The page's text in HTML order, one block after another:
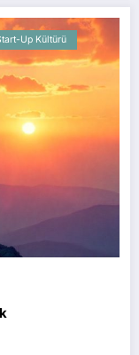
Up Kültürü